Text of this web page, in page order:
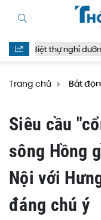
Biệt thự nghỉ dưỡng
Trang chủ Bất
Siêu cầu
sông Hồng
Nội với
đáng chú ý